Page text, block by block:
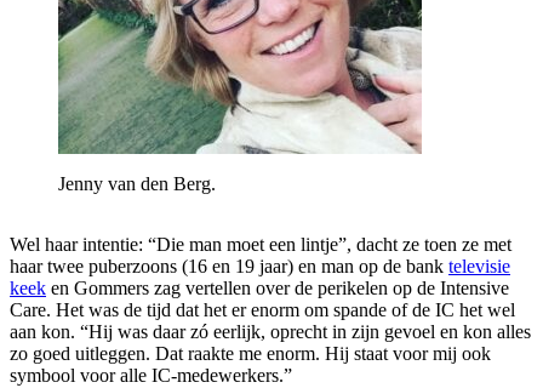
Jenny van den Berg.
Wel haar intentie: “Die man moet een lintje”, dacht ze toen ze met
haar twee puberzoons (16 en 19 jaar) en man op de bank televisie
keek en Gommers zag vertellen over de perikelen op de Intensive
Care. Het was de tijd dat het er enorm om spande of de IC het wel
aan kon. “Hij was daar zó eerlijk, oprecht in zijn gevoel en kon alles
zo goed uitleggen. Dat raakte me enorm. Hij staat voor mij ook
symbool voor alle IC-medewerkers.”